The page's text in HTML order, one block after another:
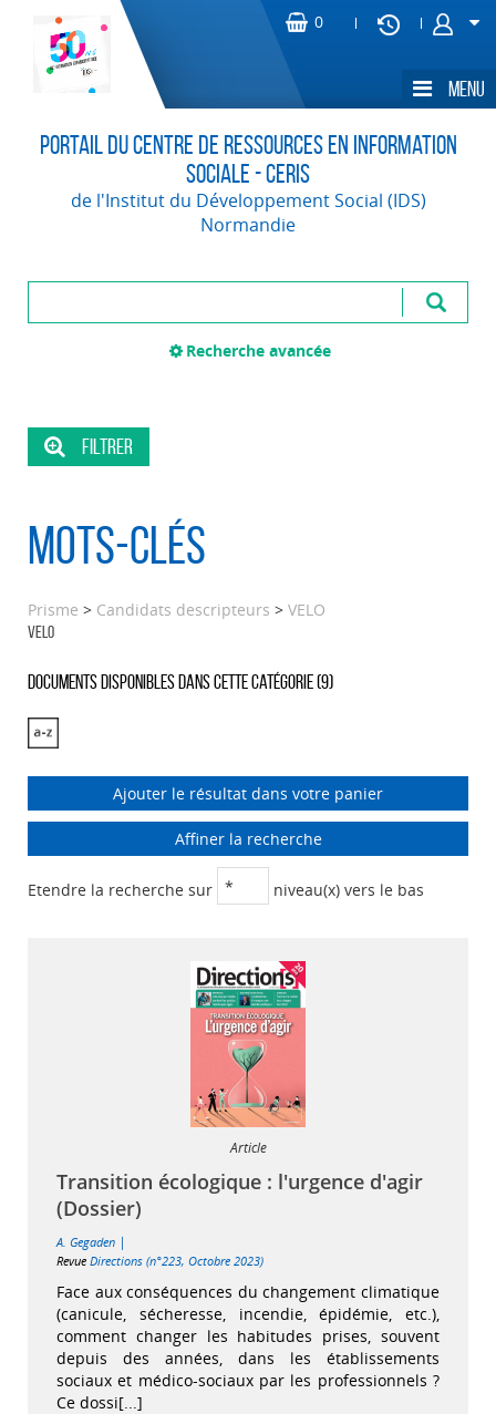
Portail du Centre de Ressources en Information
Sociale - CERIS
de l'Institut du Développement Social (IDS)
Normandie
Recherche avancée
Mots-clés
Prisme > Candidats descripteurs > VELO
VELO
Documents disponibles dans cette catégorie (9)
Ajouter le résultat dans votre panier
Affiner la recherche
Etendre la recherche sur niveau(x) vers le bas
Article
Transition écologique : l'urgence d'agir
(Dossier)
A. Gegaden |
Revue Directions (n°223, Octobre 2023)
Face aux conséquences du changement climatique
(canicule, sécheresse, incendie, épidémie, etc.),
comment changer les habitudes prises, souvent
depuis des années, dans les établissements
sociaux et médico-sociaux par les professionnels ?
Ce dossi[...]